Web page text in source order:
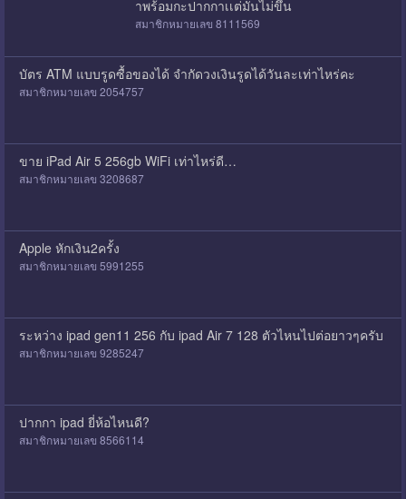
าพร้อมกะปากกาเเต่มันไม่ขึ้น
สมาชิกหมายเลข 8111569
บัตร ATM แบบรูดซื้อของได้ จำกัดวงเงินรูดได้วันละเท่าไหร่คะ
สมาชิกหมายเลข 2054757
ขาย iPad Air 5 256gb WiFi เท่าไหร่ดี…
สมาชิกหมายเลข 3208687
Apple หักเงิน2ครั้ง
สมาชิกหมายเลข 5991255
ระหว่าง ipad gen11 256 กับ ipad Air 7 128 ตัวไหนไปต่อยาวๆครับ
สมาชิกหมายเลข 9285247
ปากกา ipad ยี่ห้อไหนดี?
สมาชิกหมายเลข 8566114